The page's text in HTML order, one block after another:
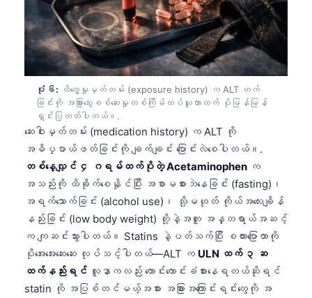
ပုံ ၆: ထိတွေ့မှုမှတ်တမ်း (exposure history) က ALT တက်
ခြင်းကို အခြားသွေးစစ်ဆေးမှုတစ်ကြိမ်ထပ်ယူတာထက် ပိုမြန်မြန်
ရှင်းပြတတ်ပါတယ်။.
ဆေးဝါးမှတ်တမ်း (medication history) က ALT ကို
အဓိပ္ပာယ်ဖတ်ခြင်းကို ချက်ချင်း ပြောင်းလဲစေပါတယ်။.
တစ်နေ့လျှင် ၄ ဂရမ်ထက်ပိုတဲ့ Acetaminophen က
အသည်းကို ထိခိုက်စေနိုင်ပြီး အစာမစားဘဲနေခြင်း (fasting)၊
အရက်သောက်ခြင်း (alcohol use)၊ သို့မဟုတ် ကိုယ်အလေးချိန်
နည်းခြင်း (low body weight) တို့နဲ့အတူ အန္တရာယ်အဆင့်
က ကျဆင်းသွားပါတယ်။ Statins နဲ့ပတ်သက်ပြီး စကားပြောတာကို
ပိုအေးအေးဆေးဆေး လုပ်သင့်ပါတယ်—ALT က ULN ထက် ၃ ဆ
ထက်နည်းရင် လူနာကလည်း ကောင်းကောင်းခံစားနေရတယ်ဆိုရင်
statin ကို အပြစ်တင်မယ့်အစား အခြားအကြောင်းရင်းတွေကို အ
Slovenščina
Magyar
Shqip
বাংলা
اردو
मराठी
తెలుగు
தமிழ்
ગુજરાતી
ಕನ್ನಡ
മലയാളം
Bahasa Melayu
Tiếng Việt